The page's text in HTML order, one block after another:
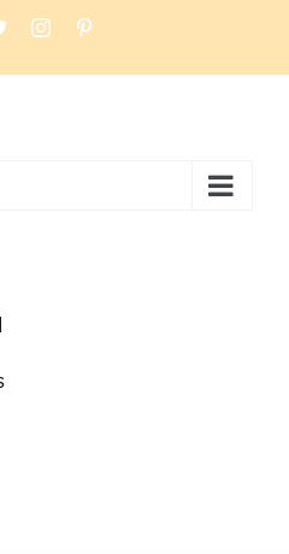
TwitterInstagram